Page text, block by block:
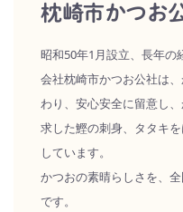
枕崎市かつお
昭和50年1月設立、長年の
会社枕崎市かつお公社は
わり、安心安全に留意し
求した鰹の刺身、タタキ
しています。
かつおの素晴らしさを、
です。